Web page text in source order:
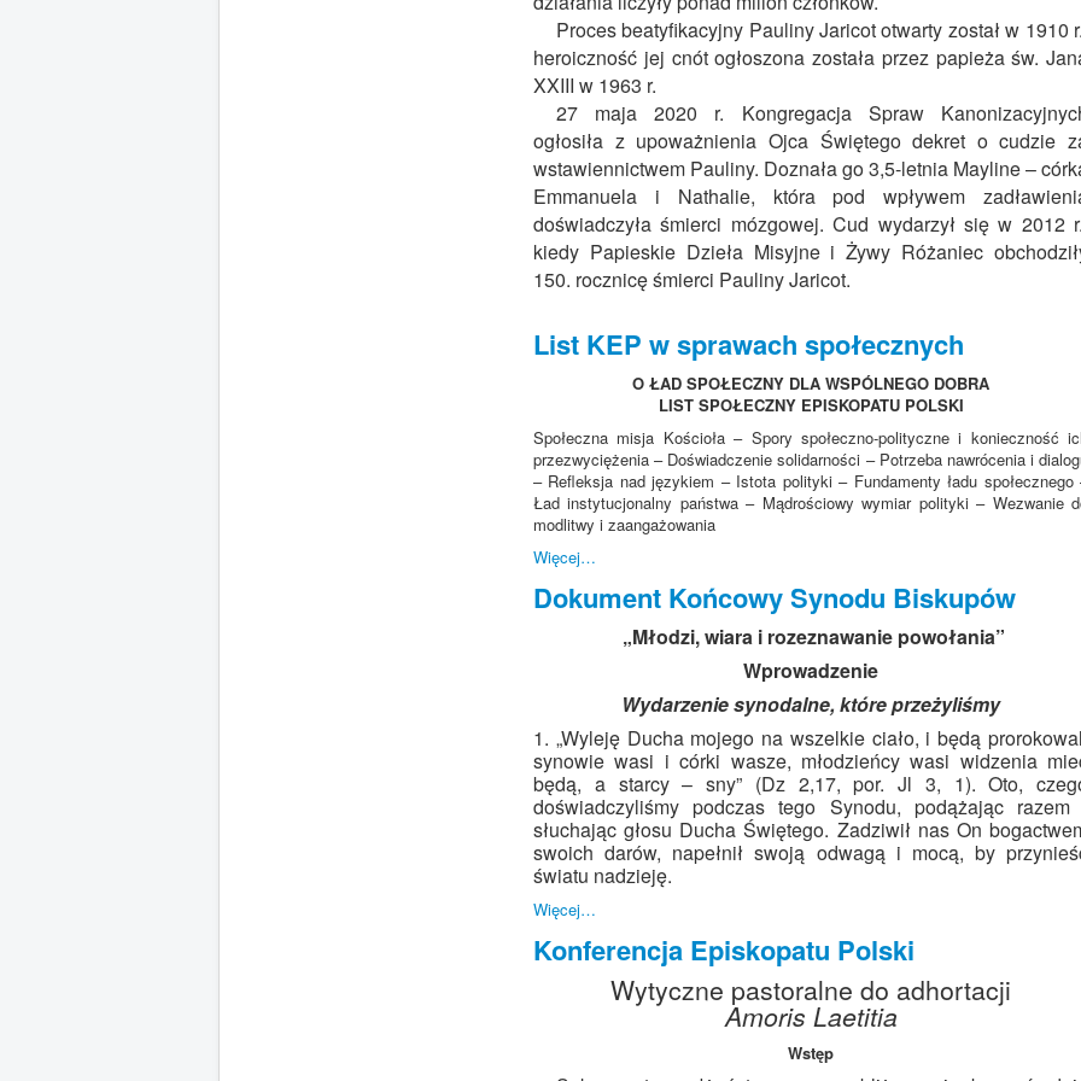
Proces beatyfikacyjny Pauliny Jaricot otwarty został w 1910
heroiczność jej cnót ogłoszona została przez papieża św.
XXIII w 1963 r.
27 maja 2020 r. Kongregacja Spraw
ogłosiła z upoważnienia Ojca Świętego dekret o cudzie
wstawiennictwem Pauliny. Doznała go 3,5-letnia Mayline –
Emmanuela i Nathalie, która pod wpływem
doświadczyła śmierci mózgowej. Cud wydarzył się w 2012
kiedy Papieskie Dzieła Misyjne i Żywy Różaniec
150. rocznicę śmierci Pauliny Jaricot.
List KEP w sprawach społecznych
O ŁAD SPOŁECZNY DLA WSPÓLNEGO DOBRA
LIST SPOŁECZNY EPISKOPATU POLSKI
Społeczna misja Kościoła – Spory społeczno-polityczne i konieczność
przezwyciężenia – Doświadczenie solidarności – Potrzeba nawrócenia i
– Refleksja nad językiem – Istota polityki – Fundamenty ładu społecznego
Ład instytucjonalny państwa – Mądrościowy wymiar polityki – Wezwanie
modlitwy i zaangażowania
Więcej…
Dokument Końcowy Synodu Biskupów
„Młodzi, wiara i rozeznawanie powołania”
Wprowadzenie
Wydarzenie synodalne, które przeżyliśmy
1. „Wyleję Ducha mojego na wszelkie ciało, i będą
synowie wasi i córki wasze, młodzieńcy wasi widzenia
będą, a starcy – sny” (Dz 2,17, por. Jl 3, 1). Oto,
doświadczyliśmy podczas tego Synodu, podążając razem
słuchając głosu Ducha Świętego. Zadziwił nas On
swoich darów, napełnił swoją odwagą i mocą, by
światu nadzieję.
Więcej…
Konferencja Episkopatu Polski
Wytyczne pastoralne do adhortacji
Amoris Laetitia
Wstęp